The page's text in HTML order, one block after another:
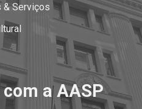
& Serviços
a AASP